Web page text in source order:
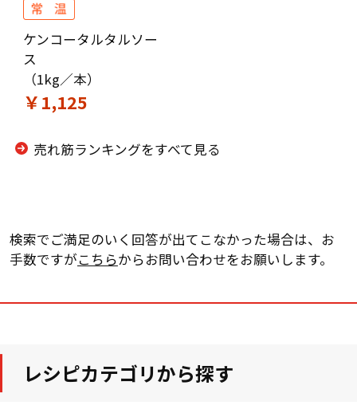
ケンコータルタルソー
ス
（1kg／本）
￥1,125
売れ筋ランキングをすべて見る
検索でご満足のいく回答が出てこなかった場合は、お
手数ですがこちらからお問い合わせをお願いします。
レシピカテゴリから探す